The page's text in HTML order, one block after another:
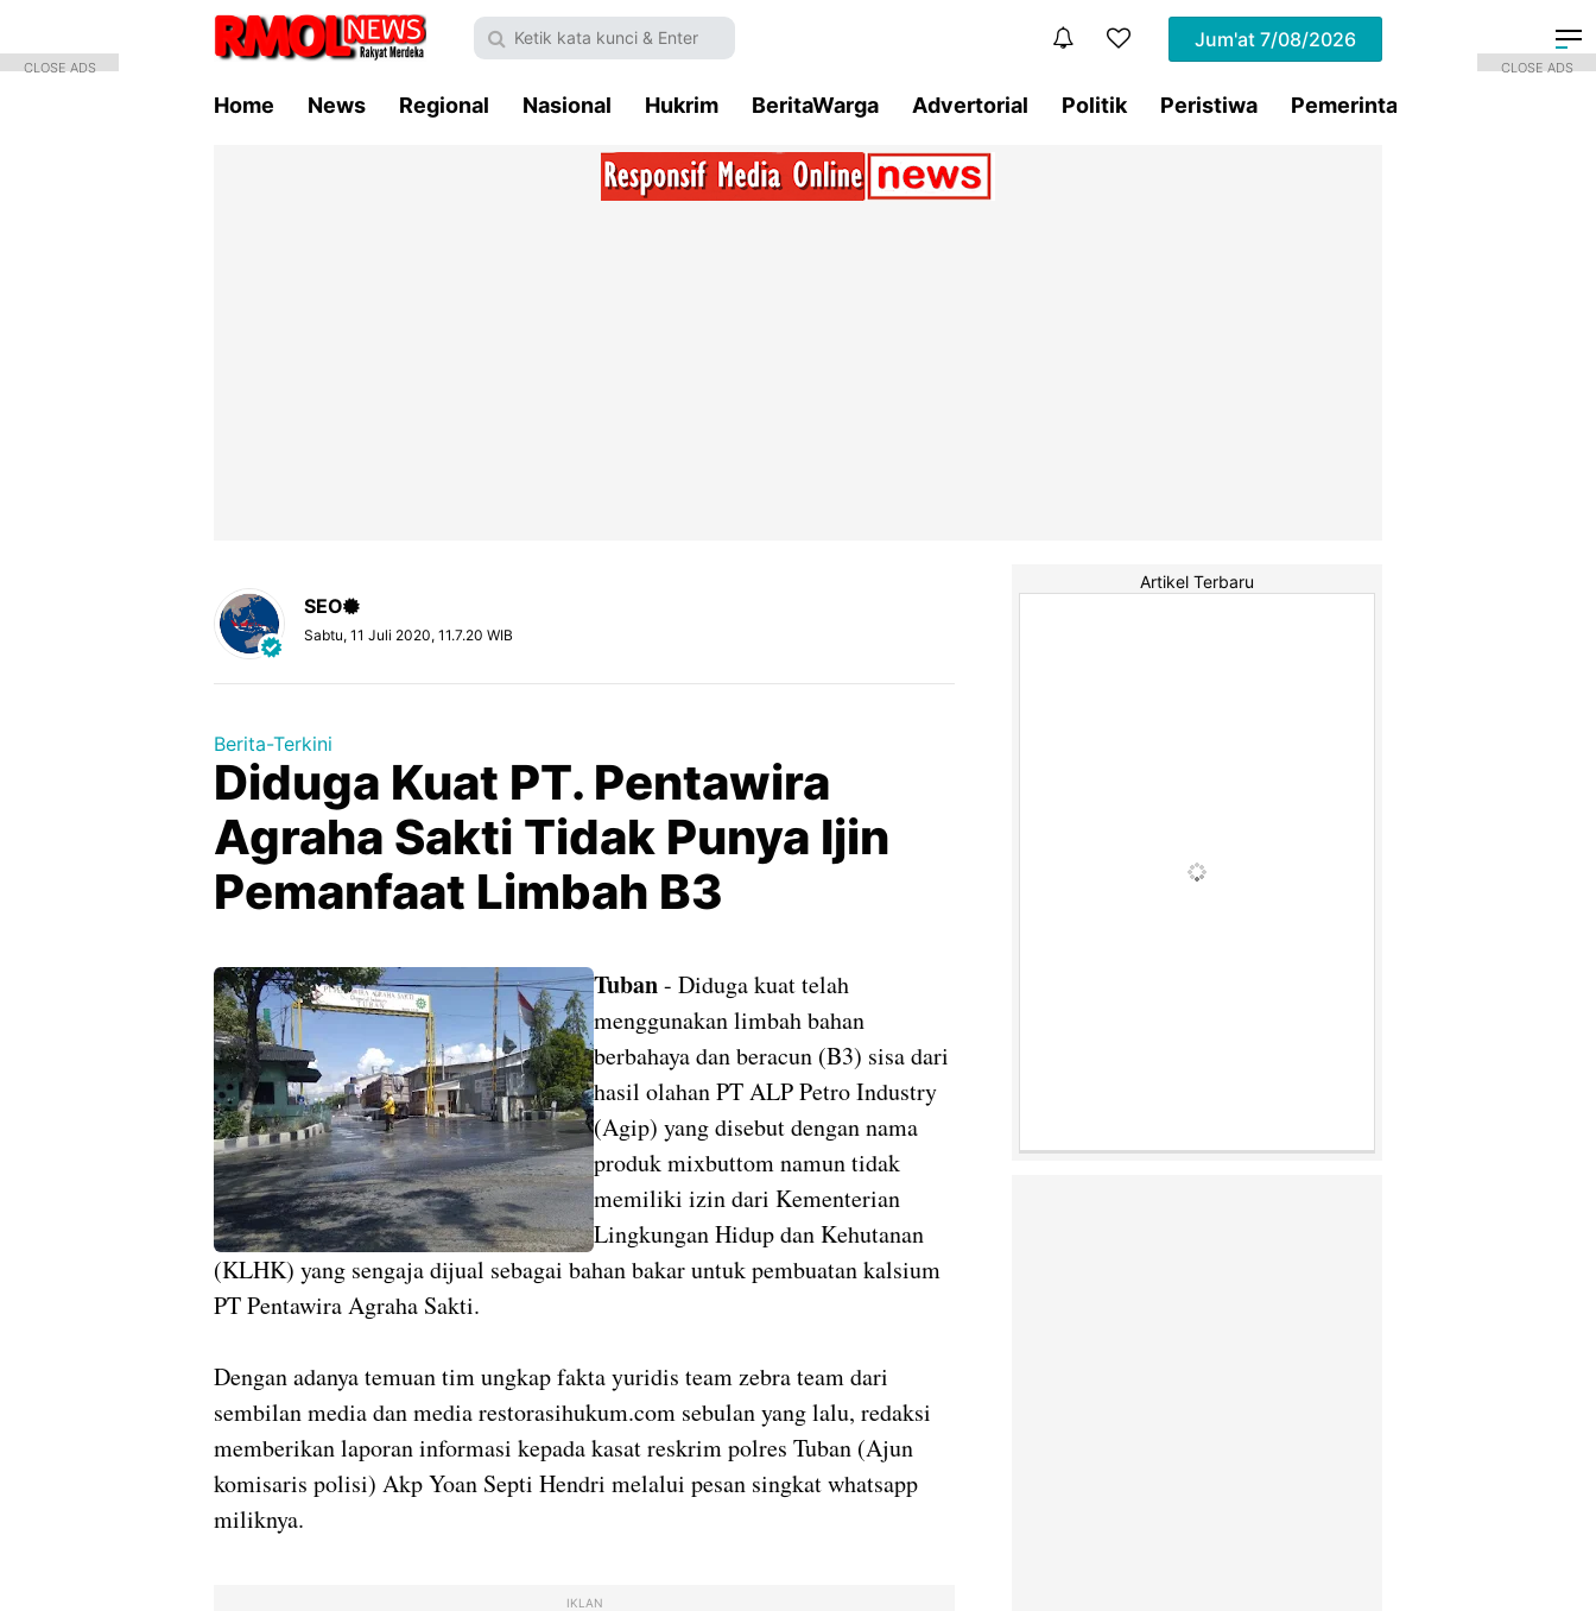
Jum'at 7/08/2026
Home News Regional Nasional Hukrim BeritaWarga Advertorial Politik Peristiwa Pemerintahan
SEO
Sabtu, 11 Juli 2020, 11.7.20 WIB
Berita-Terkini
Diduga Kuat PT. Pentawira
Agraha Sakti Tidak Punya Ijin
Pemanfaat Limbah B3
Tuban- Diduga kuat telah
menggunakan limbah bahan
berbahaya dan beracun (B3) sisa dari
hasil olahan PT ALP Petro Industry
(Agip) yang disebut dengan nama
produk mixbuttom namun tidak
memiliki izin dari Kementerian
Lingkungan Hidup dan Kehutanan
(KLHK) yang sengaja dijual sebagai bahan bakar untuk pembuatan kalsium
PT Pentawira Agraha Sakti.
Dengan adanya temuan tim ungkap fakta yuridis team zebra team dari
sembilan media dan media restorasihukum.com sebulan yang lalu, redaksi
memberikan laporan informasi kepada kasat reskrim polres Tuban (Ajun
komisaris polisi) Akp Yoan Septi Hendri melalui pesan singkat whatsapp
miliknya.
IKLAN
Artikel Terbaru
CLOSE ADS CLOSE ADS